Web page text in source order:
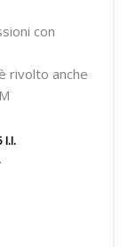
con
rivolto anche
I.I.